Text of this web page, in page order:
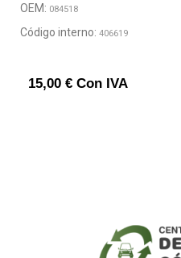
OEM: 084518
Código interno: 406619
15,00 € Con IVA